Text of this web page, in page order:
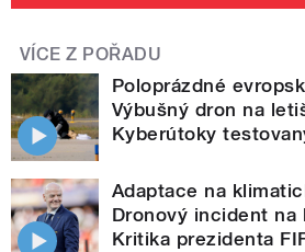
VÍCE Z POŘADU
Poloprázdné
Výbušný dron na
Kyberútoky
Adaptace na
Dronový incident na
Kritika prezidenta